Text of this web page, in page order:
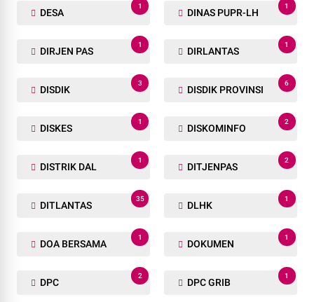
DESA
1
DINAS PUPR-LH
1
DIRJEN PAS
1
DIRLANTAS
1
DISDIK
3
DISDIK PROVINSI
6
DISKES
1
DISKOMINFO
2
DISTRIK DAL
1
DITJENPAS
2
DITLANTAS
35
DLHK
1
DOA BERSAMA
1
DOKUMEN
1
DPC
2
DPC GRIB
1